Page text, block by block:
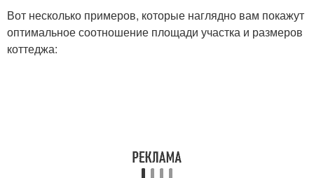
Вот несколько примеров, которые наглядно вам покажут
оптимальное соотношение площади участка и размеров
коттеджа: